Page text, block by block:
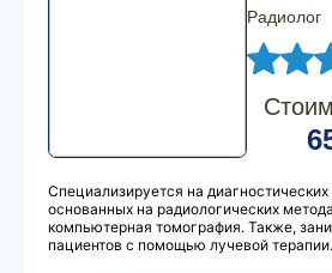
Радиолог
Специализируется на
основанных на радиологических
компьютерная томография. Также,
пациентов с помощью лучевой терапии.